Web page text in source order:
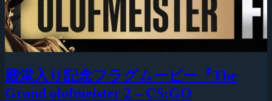
殿堂入り記念フラグムービー『The
Grand olofmeister 2 – CS:GO